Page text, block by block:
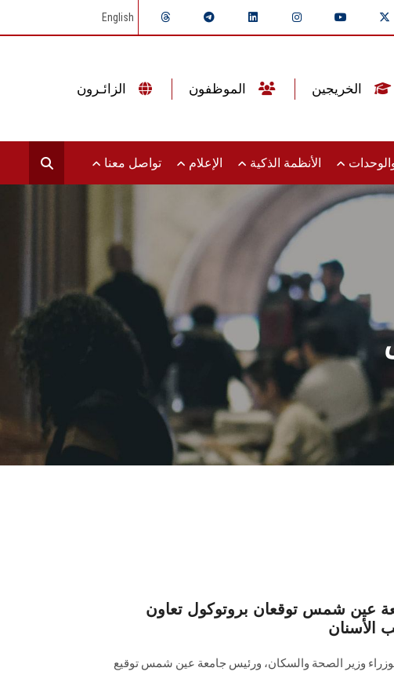
English
الأنظمة الذكية الإعلام تواصل معنا
عين شمس توقعان بروتوكول تعاون
الأسنان
وزير الصحة والسكان، ورئيس جامعة عين شمس توقيع